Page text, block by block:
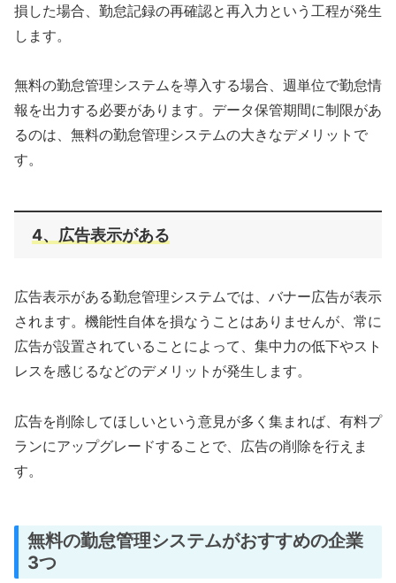
損した場合、勤怠記録の再確認と再入力という工程が発生
します。
無料の勤怠管理システムを導入する場合、週単位で勤怠情
報を出力する必要があります。データ保管期間に制限があ
るのは、無料の勤怠管理システムの大きなデメリットで
す。
4、広告表示がある
広告表示がある勤怠管理システムでは、バナー広告が表示
されます。機能性自体を損なうことはありませんが、常に
広告が設置されていることによって、集中力の低下やスト
レスを感じるなどのデメリットが発生します。
広告を削除してほしいという意見が多く集まれば、有料プ
ランにアップグレードすることで、広告の削除を行えま
す。
無料の勤怠管理システムがおすすめの企業
3つ